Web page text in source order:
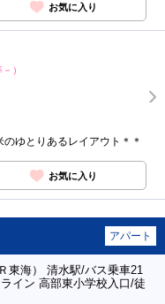
お気に入り
）
ゆとりあるレイアウト＊＊
お気に入り
アパート
東海） 清水駅/バス乗車21
イン 高部東小学校入口/徒